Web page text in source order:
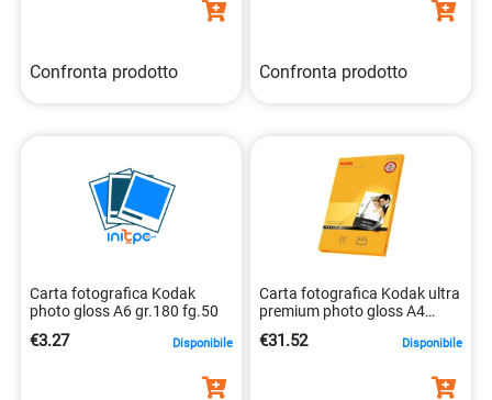
Confronta prodotto Confronta prodotto
Carta fotografica Kodak
photo gloss A6 gr.180 fg.50
€3.27 Disponibile
Carta fotografica Kodak ultra
premium photo gloss A4
€31.52 Disponibile